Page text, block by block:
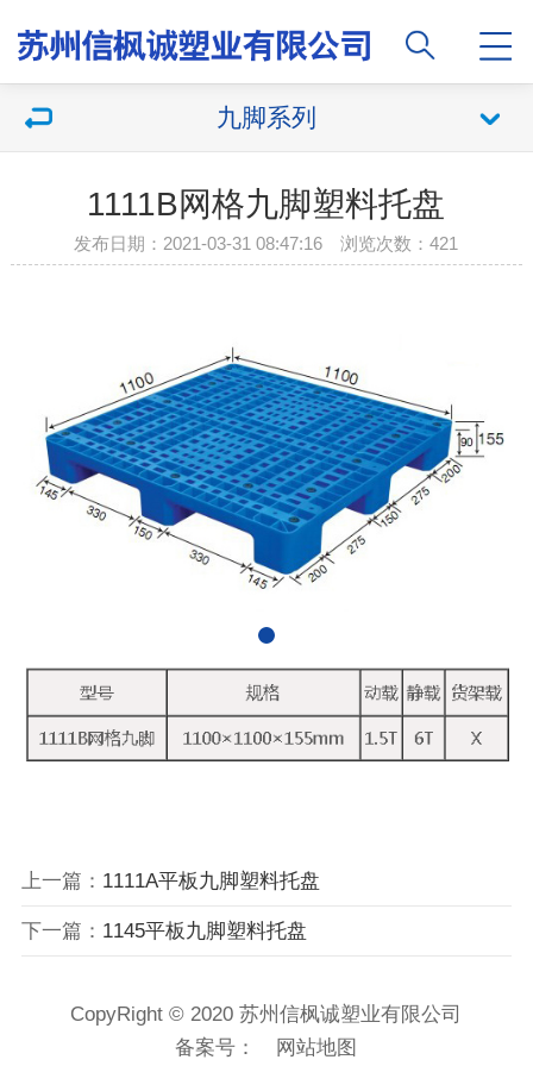
九脚系列
1111B网格九脚塑料托盘
发布日期：2021-03-31 08:47:16 浏览次数：421
上一篇： 1111A平板九脚塑料托盘
下一篇： 1145平板九脚塑料托盘
CopyRight © 2020 苏州信枫诚塑业有限公司
备案号：
网站地图